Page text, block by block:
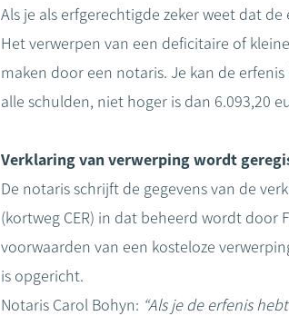
Als je als erfgerechtigde zeker weet dat
Het verwerpen van een deficitaire of
maken door een notaris. Je kan de
alle schulden, niet hoger is dan 6.093,20
Verklaring van verwerping wordt
De notaris schrijft de gegevens van de
(kortweg CER) in dat beheerd wordt door
voorwaarden van een kosteloze
is opgericht.
Notaris Carol Bohyn: “Als je de erfenis